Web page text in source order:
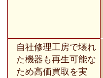
自社修理工房で壊れ
た機器も再生可能な
ため高価買取を実